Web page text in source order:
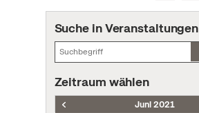
Suche in Veranstaltungen
Zeitraum wählen
Juni 2021